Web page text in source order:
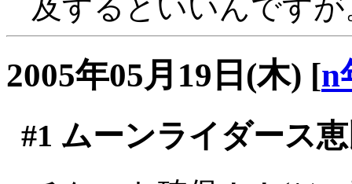
及するといいんですが
2005年05月19日(木) [n
#1 ムーンライダース